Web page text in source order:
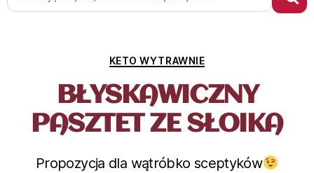
KETO WYTRAWNIE
BŁYSKAWICZNY
PASZTET ZE SŁOIKA
Propozycja dla wątróbko sceptyków